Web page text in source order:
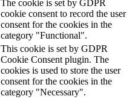
The cookie is set by GDPR
cookie consent to record the user
consent for the cookies in the
category "Functional".
This cookie is set by GDPR
Cookie Consent plugin. The
cookies is used to store the user
consent for the cookies in the
category "Necessary".